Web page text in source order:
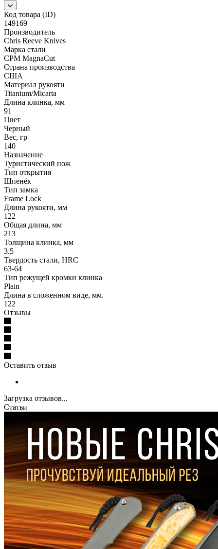
Код товара (ID)
149169
Производитель
Chris Reeve Knives
Марка стали
CPM MagnaCut
Страна производства
США
Материал рукояти
Titanium/Micarta
Длина клинка, мм
91
Цвет
Черный
Вес, гр
140
Назначение
Туристический нож
Тип открытия
Шпенёк
Тип замка
Frame Lock
Длина рукояти, мм
122
Общая длина, мм
213
Толщина клинка, мм
3.5
Твердость стали, HRC
63-64
Тип режущей кромки клинка
Plain
Длина в сложенном виде, мм.
122
Отзывы
Оставить отзыв
Загрузка отзывов...
Статьи